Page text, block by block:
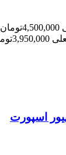
قیمت اصلی 4,500,000تومان
است.
اسپورت